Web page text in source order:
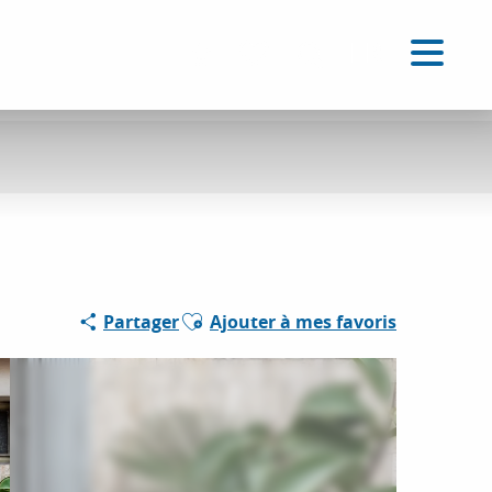
PartagerAjouter aux favoris
Ajouter à mes favoris